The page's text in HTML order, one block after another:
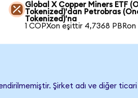
Global X Copper Miners ETF
Tokenized)'dan Petrobras
Tokenized)'na
1 COPXon eşittir 4,7368 PBRon
Şirket adı ve diğer